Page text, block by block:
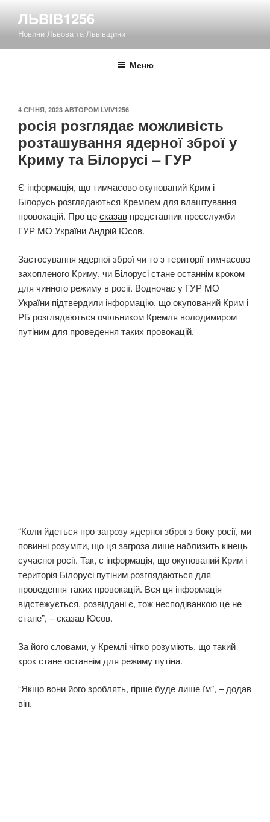
вмісту
ЛЬВІВ1256
Новини Львова та Львівщини
Меню
ОПУБЛІКОВАНО
4 СІЧНЯ, 2023 АВТОРОМ LVIV1256
росія розглядає можливість
розташування ядерної зброї у
Криму та Білорусі – ГУР
Є інформація, що тимчасово окупований Крим і
Білорусь розглядаються Кремлем для влаштування
провокацій. Про цесказав представник пресслужби
ГУР МО України Андрій Юсов.
Застосування ядерної зброї чи то з території тимчасово
захопленого Криму, чи Білорусі стане останнім кроком
для чинного режиму в росії. Водночас у ГУР МО
України підтвердили інформацію, що окупований Крим і
РБ розглядаються очільником Кремля володимиром
путіним для проведення таких провокацій.
“Коли йдеться про загрозу ядерної зброї з боку росії, ми
повинні розуміти, що ця загроза лише наблизить кінець
сучасної росії. Так, є інформація, що окупований Крим і
територія Білорусі путіним розглядаються для
проведення таких провокацій. Вся ця інформація
відстежується, розвіддані є, тож несподіванкою це не
стане”, – сказав Юсов.
За його словами, у Кремлі чітко розуміють, що такий
крок стане останнім для режиму путіна.
“Якщо вони його зроблять, гірше буде лише їм”, – додав
він.